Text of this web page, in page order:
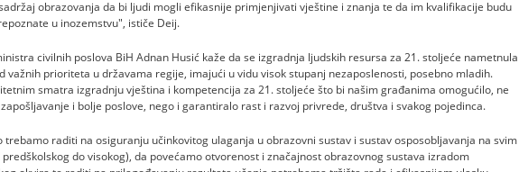
obrazovanja da bi ljudi mogli efikasnije primjenjivati vještine i znanja te da im kvalifikacije budu
u inozemstvu", ističe Deij.
civilnih poslova BiH Adnan Husić kaže da se izgradnja ljudskih resursa za 21. stoljeće nametnula
važnih prioriteta u državama regije, imajući u vidu visok stupanj nezaposlenosti, posebno mladih.
smatra izgradnju vještina i kompetencija za 21. stoljeće što bi našim građanima omogućilo, ne
i bolje poslove, nego i garantiralo rast i razvoj privrede, društva i svakog pojedinca.
trebamo raditi na osiguranju učinkovitog ulaganja u obrazovni sustav i sustav osposobljavanja na svim
do visokog), da povećamo otvorenost i značajnost obrazovnog sustava izradom